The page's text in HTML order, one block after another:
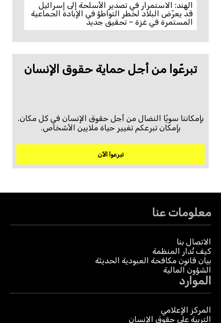
الهند: الاستمرار في تصدير الأسلحة إلى إسرائيل
قد يعرّض البلاد لخطر التواطؤ في الإبادة الجماعية
المستمرة في غزة – تحقيق جديد
تبرعّوا من أجل حماية حقوق الإنسان
بإمكاننا سويًا النضال من أجل حقوق الإنسان في كل مكان.
بإمكان تبرعكم تغيير حياة ملايين الأشخاص.
تبرعوا الآن
معلومات عنا
الاتصال بنا
كيف تُدار المنظمة
بيان قانون مكافحة العبودية الحديثة
الشؤون المالية
الموارد
المركز الإعلامي
التربية على حقوق الإنسان